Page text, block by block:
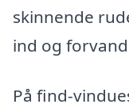
skinnende
ind og
På find-